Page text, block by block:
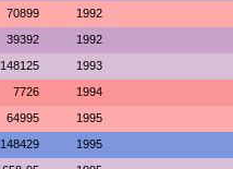
70899 1992
39392 1992
148125 1993
7726 1994
64995 1995
148429 1995